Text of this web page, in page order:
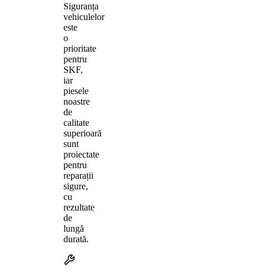
Siguranța
vehiculelor
este
o
prioritate
pentru
SKF,
iar
piesele
noastre
de
calitate
superioară
sunt
proiectate
pentru
reparații
sigure,
cu
rezultate
de
lungă
durată.